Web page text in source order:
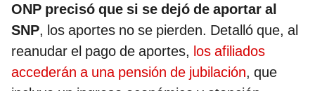
ONP precisó que si se dejó de aportar al
SNP, los aportes no se pierden. Detalló que, al
reanudar el pago de aportes, los afiliados
accederán a una pensión de jubilación, que